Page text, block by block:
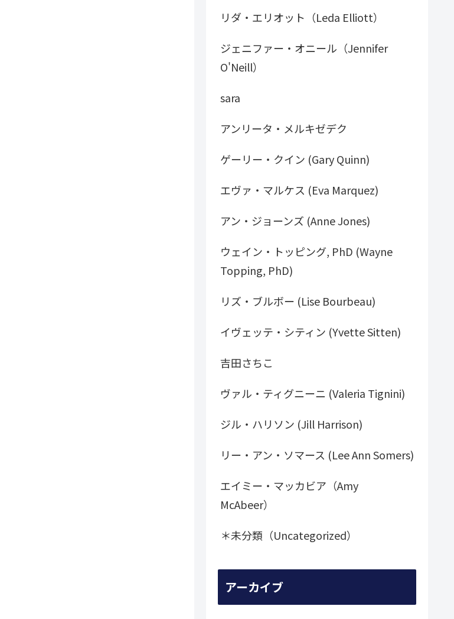
リダ・エリオット（Leda Elliott）
ジェニファー・オニール（Jennifer
O'Neill）
sara
アンリータ・メルキゼデク
ゲーリー・クイン (Gary Quinn)
エヴァ・マルケス (Eva Marquez)
アン・ジョーンズ (Anne Jones)
ウェイン・トッピング, PhD (Wayne
Topping, PhD)
リズ・ブルボー (Lise Bourbeau)
イヴェッテ・シティン (Yvette Sitten)
吉田さちこ
ヴァル・ティグニーニ (Valeria Tignini)
ジル・ハリソン (Jill Harrison)
リー・アン・ソマース (Lee Ann Somers)
エイミー・マッカビア（Amy
McAbeer）
＊未分類（Uncategorized）
アーカイブ